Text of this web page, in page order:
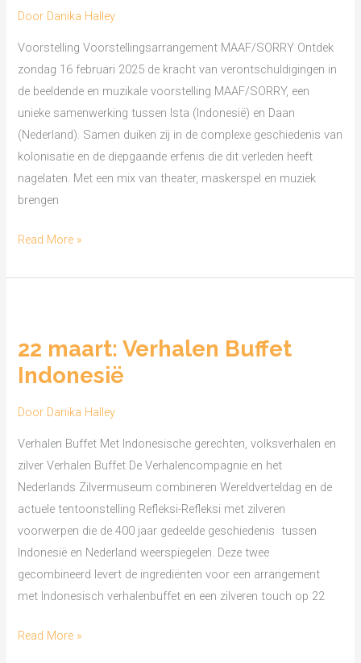
Door Danika Halley
Voorstelling Voorstellingsarrangement MAAF/SORRY Ontdek
zondag 16 februari 2025 de kracht van verontschuldigingen in
de beeldende en muzikale voorstelling MAAF/SORRY, een
unieke samenwerking tussen Ista (Indonesië) en Daan
(Nederland). Samen duiken zij in de complexe geschiedenis van
kolonisatie en de diepgaande erfenis die dit verleden heeft
nagelaten. Met een mix van theater, maskerspel en muziek
brengen
Read More »
22 maart: Verhalen Buffet
Indonesië
Door Danika Halley
Verhalen Buffet Met Indonesische gerechten, volksverhalen en
zilver Verhalen Buffet De Verhalencompagnie en het
Nederlands Zilvermuseum combineren Wereldverteldag en de
actuele tentoonstelling Refleksi-Refleksi met zilveren
voorwerpen die de 400 jaar gedeelde geschiedenis tussen
Indonesië en Nederland weerspiegelen. Deze twee
gecombineerd levert de ingrediënten voor een arrangement
met Indonesisch verhalenbuffet en een zilveren touch op 22
Verhalen
Buffet
Read More »